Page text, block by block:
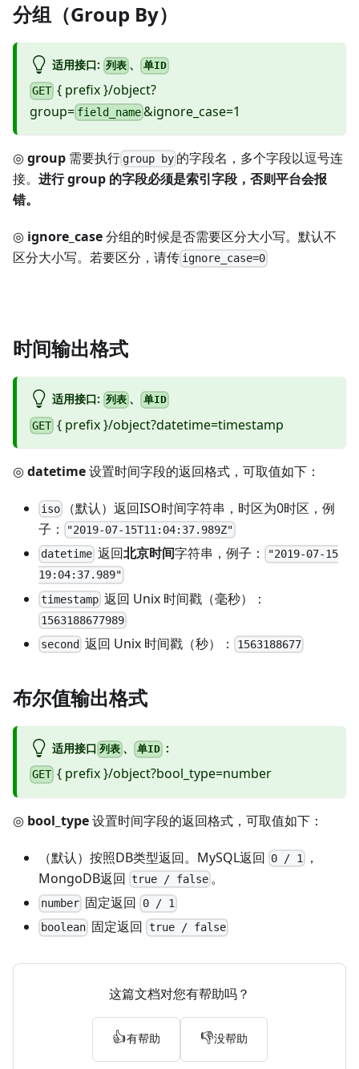
分组（Group By）
适用接口: 列表 、 单ID
GET { prefix }/object?
group= field_name &ignore_case=1
◎ group 需要执行 group by 的字段名，多个字段以逗号连
接。 进行 group 的字段必须是索引字段，否则平台会报
错。
◎ ignore_case分组的时候是否需要区分大小写。默认不
区分大小写。若要区分，请传 ignore_case=0
时间输出格式
适用接口: 列表 、 单ID
GET { prefix }/object?datetime=timestamp
◎ datetime设置时间字段的返回格式，可取值如下：
iso
（默认）返回ISO时间字符串，时区为0时区，例
子：
"2019-07-15T11:04:37.989Z"
datetime 返回北京时间字符串，例子： "2019-07-15
19:04:37.989"
timestamp 返回 Unix 时间戳（毫秒）：
1563188677989
second 返回 Unix 时间戳（秒）： 1563188677
布尔值输出格式
适用接口 列表 、 单ID :
GET { prefix }/object?bool_type=number
◎ bool_type设置时间字段的返回格式，可取值如下：
（默认）按照DB类型返回。MySQL返回 0 / 1
，
MongoDB返回 true / false 。
number 固定返回 0 / 1
boolean 固定返回 true / false
这篇文档对您有帮助吗？
👍有帮助 👎没帮助